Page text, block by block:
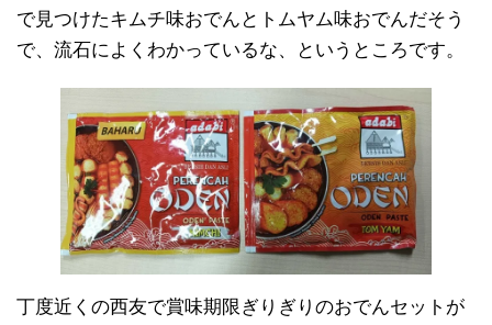
で見つけたキムチ味おでんとトムヤム味おでんだそう
で、流石によくわかっているな、というところです。
丁度近くの西友で賞味期限ぎりぎりのおでんセットが